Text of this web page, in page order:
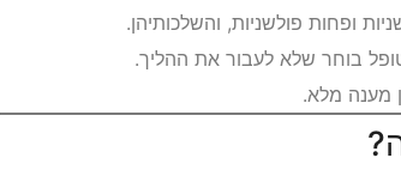
ופחות פולשניות, והשלכותיהן.
בוחר שלא לעבור את ההליך.
מענה מלא.